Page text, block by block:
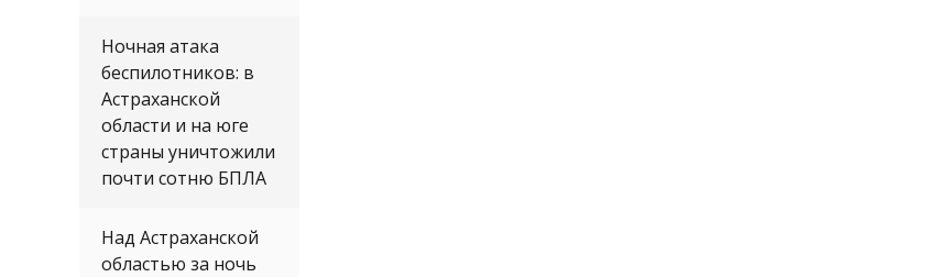
Ночная атака
беспилотников: в
Астраханской
области и на юге
страны уничтожили
почти сотню БПЛА
Над Астраханской
областью за ночь